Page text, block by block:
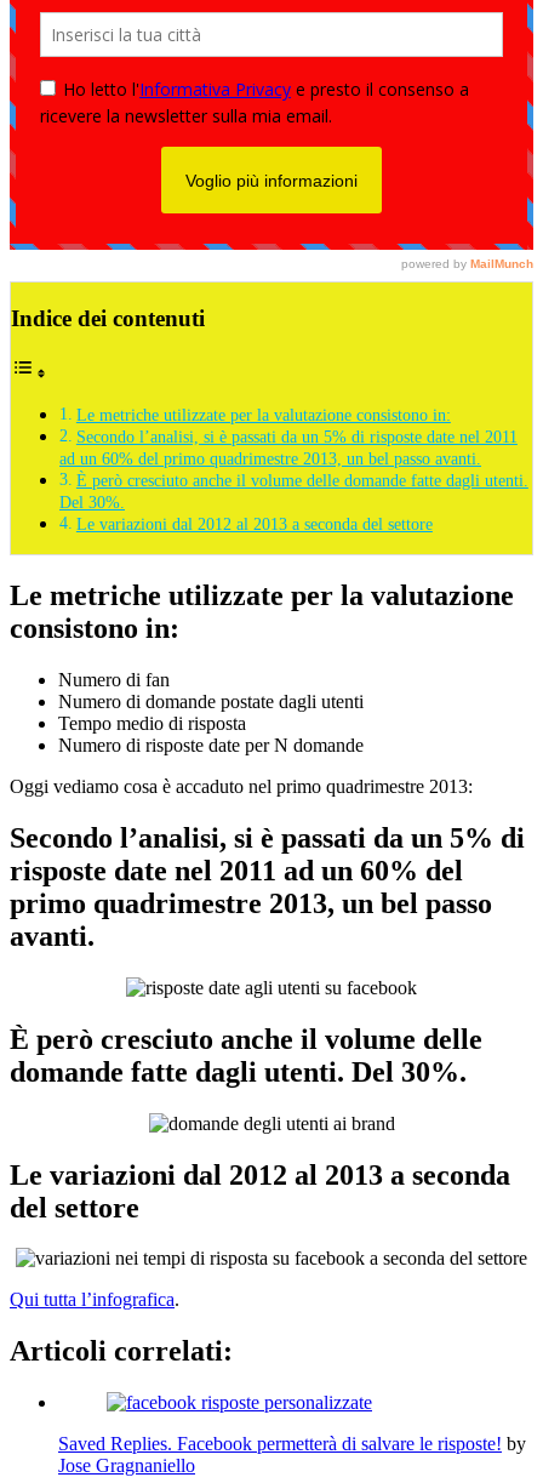
Indice dei contenuti
Le metriche utilizzate per la valutazione consistono in:
Secondo l’analisi, si è passati da un 5% di risposte date nel 2011
ad un 60% del primo quadrimestre 2013, un bel passo avanti.
È però cresciuto anche il volume delle domande fatte dagli utenti.
Del 30%.
Le variazioni dal 2012 al 2013 a seconda del settore
Le metriche utilizzate per la valutazione
consistono in:
Numero di fan
Numero di domande postate dagli utenti
Tempo medio di risposta
Numero di risposte date per N domande
Oggi vediamo cosa è accaduto nel primo quadrimestre 2013:
Secondo l’analisi, si è passati da un 5% di
risposte date nel 2011 ad un 60% del
primo quadrimestre 2013, un bel passo
avanti.
È però cresciuto anche il volume delle
domande fatte dagli utenti. Del 30%.
Le variazioni dal 2012 al 2013 a seconda
del settore
Qui tutta l’infografica.
Articoli correlati:
Saved Replies. Facebook permetterà di salvare le risposte! by
Jose Gragnaniello